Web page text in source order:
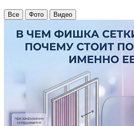
Все Фото Видео